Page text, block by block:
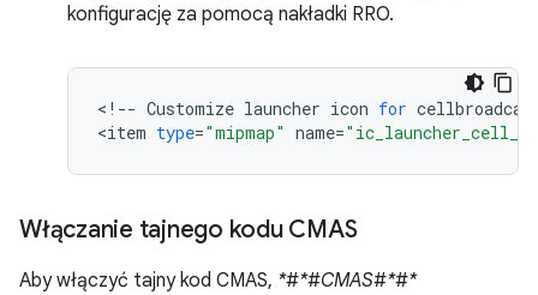
konfigurację za pomocą nakładki RRO.
< ! -- Customize launcher icon for
<item type="mipmap" name=
Włączanie tajnego kodu CMAS
Aby włączyć tajny kod CMAS, *#*#CMAS#*#*